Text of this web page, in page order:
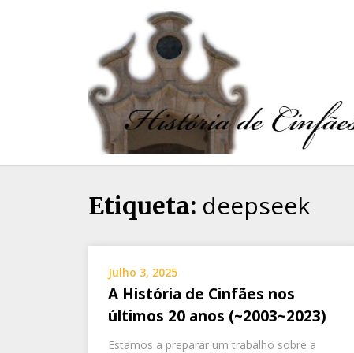
Etiqueta: deepseek
Julho 3, 2025
A História de Cinfães nos
últimos 20 anos (~2003~2023)
Estamos a preparar um trabalho sobre a